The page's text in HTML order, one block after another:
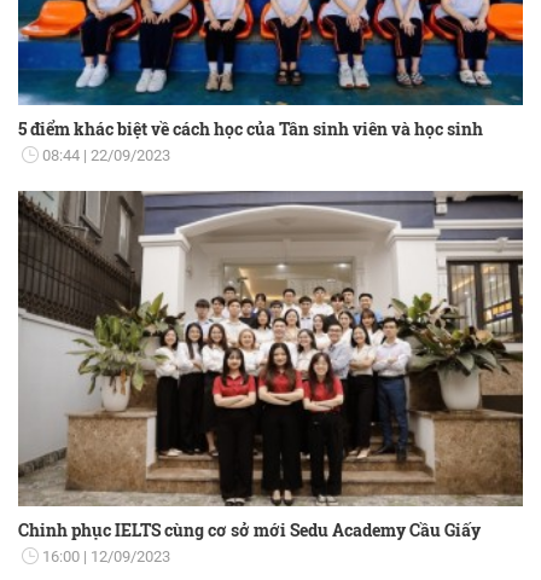
5 điểm khác biệt về cách học của Tân sinh viên và học sinh
08:44 22/09/2023
Chinh phục IELTS cùng cơ sở mới Sedu Academy Cầu Giấy
16:00 12/09/2023